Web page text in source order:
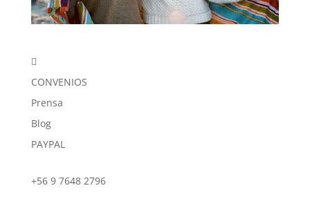

CONVENIOS
Prensa
Blog
PAYPAL
+56 9 7648 2796